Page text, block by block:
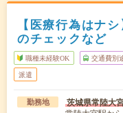
【医療行為はナ
のチェックなど
職種未経験OK 交通費別
派遣
勤務地 茨城県常陸大